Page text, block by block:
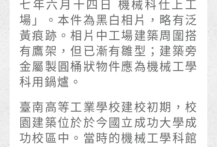
七年六月十四日 機械科仕上工
場」。本件為黑白相片，略有泛
黃痕跡。相片中工場建築周圍搭
有鷹架，但已漸有雛型；建築旁
金屬製圓桶狀物件應為機械工學
科用鍋爐。
臺南高等工業學校建校初期，校
園建築位於於今國立成功大學成
功校區中。當時的機械工學科館